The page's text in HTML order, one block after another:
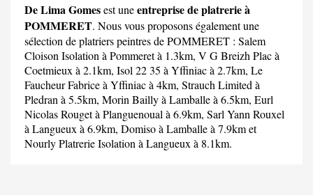
De Lima Gomesest uneentreprise de platrerie à
POMMERET. Nous vous proposons également une
sélection de platriers peintres de POMMERET : Salem
Cloison Isolation à Pommeret à 1.3km, V G Breizh Placà
Coetmieux à 2.1km, Isol 22 35 à Yffiniac à 2.7km, Le
Faucheur Fabriceà Yffiniac à 4km, Strauch Limited à
Pledran à 5.5km, Morin Baillyà Lamballe à 6.5km, Eurl
Nicolas Rougetà Planguenoual à 6.9km, Sarl Yann Rouxel
à Langueux à 6.9km, Domisoà Lamballe à 7.9km et
Nourly Platrerie Isolation à Langueux à 8.1km.